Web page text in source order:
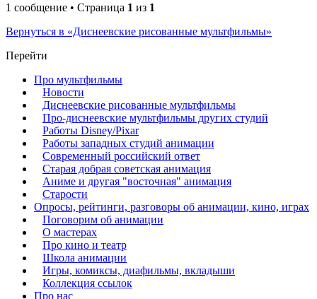
1 сообщение • Страница 1 из 1
Вернуться в «Диснеевские рисованные мультфильмы»
Перейти
Про мультфильмы
Новости
Диснеевские рисованные мультфильмы
Про-диснеевские мультфильмы других студий
Работы Disney/Pixar
Работы западных студий анимации
Современный российский ответ
Старая добрая советская анимация
Аниме и другая "восточная" анимация
Старости
Опросы, рейтинги, разговоры об анимации, кино, играх
Поговорим об анимации
О мастерах
Про кино и театр
Школа анимации
Игры, комиксы, диафильмы, вкладыши
Коллекция ссылок
Про нас